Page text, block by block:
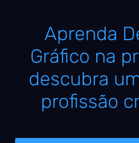
Aprenda
Gráfico na
descubra
profissão